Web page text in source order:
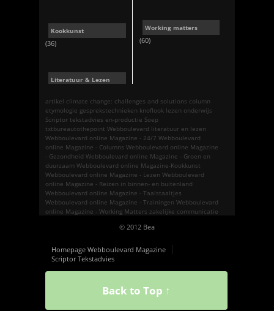
Kookkunst
(36)
Literatuur & Lezen
Working matters
(60)
artikel climate change: challenges and solutions column
etymologie gesprekstechnieken knoflook lezen onderwijs
Scriptor tekstadvies en-productie Soep
txtbureautothepoint Webboulevard literatuur en lezen
Webboulevard online Magazine - 24/7 Webboulevard
online Magazine - Columns Webboulevard online Magazine
- Gezondheid Webboulevard online Magazine - Groen en
duurzaam Webboulevard online Magazine-Kookkunst
Webboulevard online Magazine - Lezen Webboulevard
online Magazine - Reizen in binnen- en buitenland
Webboulevard online Magazine - Taalstaaltjes
Webboulevard online Magazine - Trainingen Webboulevard
online Magazine - Working Matters zakelijke communicatie
© 2012 Bea
Homepage Webboulevard Magazine
Scriptor Tekstadvies
Back to Top ↑